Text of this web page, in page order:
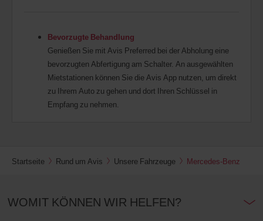
Bevorzugte Behandlung
Genießen Sie mit Avis Preferred bei der Abholung eine
bevorzugten Abfertigung am Schalter. An ausgewählten
Mietstationen können Sie die Avis App nutzen, um direkt
zu Ihrem Auto zu gehen und dort Ihren Schlüssel in
Empfang zu nehmen.
Startseite Rund um Avis Unsere Fahrzeuge Mercedes-Benz
WOMIT KÖNNEN WIR HELFEN?